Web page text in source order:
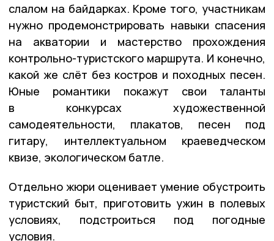
слалом на байдарках. Кроме того, участникам
нужно продемонстрировать навыки спасения
на акватории и мастерство прохождения
контрольно-туристского маршрута. И конечно,
какой же слёт без костров и походных песен.
Юные романтики покажут свои таланты
в конкурсах художественной
самодеятельности, плакатов, песен под
гитару, интеллектуальном краеведческом
квизе, экологическом батле.
Отдельно жюри оценивает умение обустроить
туристский быт, приготовить ужин в полевых
условиях, подстроиться под погодные
условия.